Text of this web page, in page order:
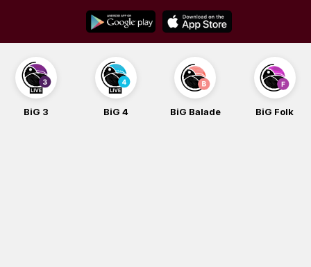
content
BiG 3 BiG 4 BiG Balade BiG Folk